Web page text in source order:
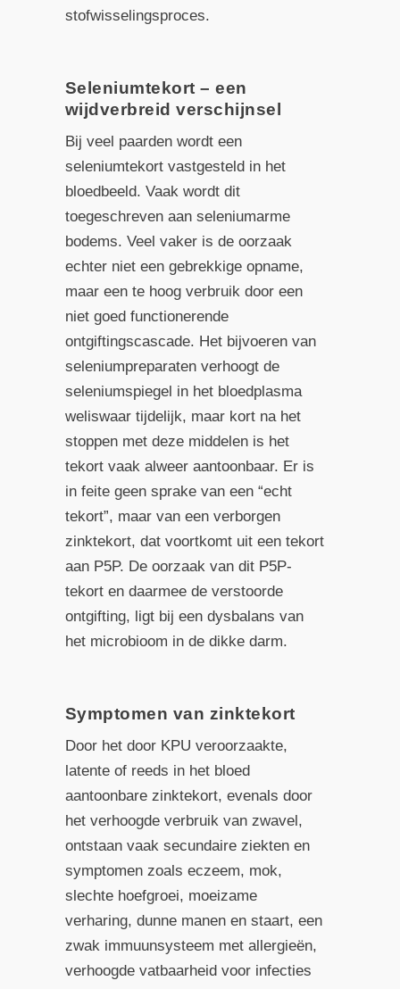
stofwisselingsproces.
Seleniumtekort – een
wijdverbreid verschijnsel
Bij veel paarden wordt een
seleniumtekort vastgesteld in het
bloedbeeld. Vaak wordt dit
toegeschreven aan seleniumarme
bodems. Veel vaker is de oorzaak
echter niet een gebrekkige opname,
maar een te hoog verbruik door een
niet goed functionerende
ontgiftingscascade. Het bijvoeren van
seleniumpreparaten verhoogt de
seleniumspiegel in het bloedplasma
weliswaar tijdelijk, maar kort na het
stoppen met deze middelen is het
tekort vaak alweer aantoonbaar. Er is
in feite geen sprake van een “echt
tekort”, maar van een verborgen
zinktekort, dat voortkomt uit een tekort
aan P5P. De oorzaak van dit P5P-
tekort en daarmee de verstoorde
ontgifting, ligt bij een dysbalans van
het microbioom in de dikke darm.
Symptomen van zinktekort
Door het door KPU veroorzaakte,
latente of reeds in het bloed
aantoonbare zinktekort, evenals door
het verhoogde verbruik van zwavel,
ontstaan vaak secundaire ziekten en
symptomen zoals eczeem, mok,
slechte hoefgroei, moeizame
verharing, dunne manen en staart, een
zwak immuunsysteem met allergieën,
verhoogde vatbaarheid voor infecties